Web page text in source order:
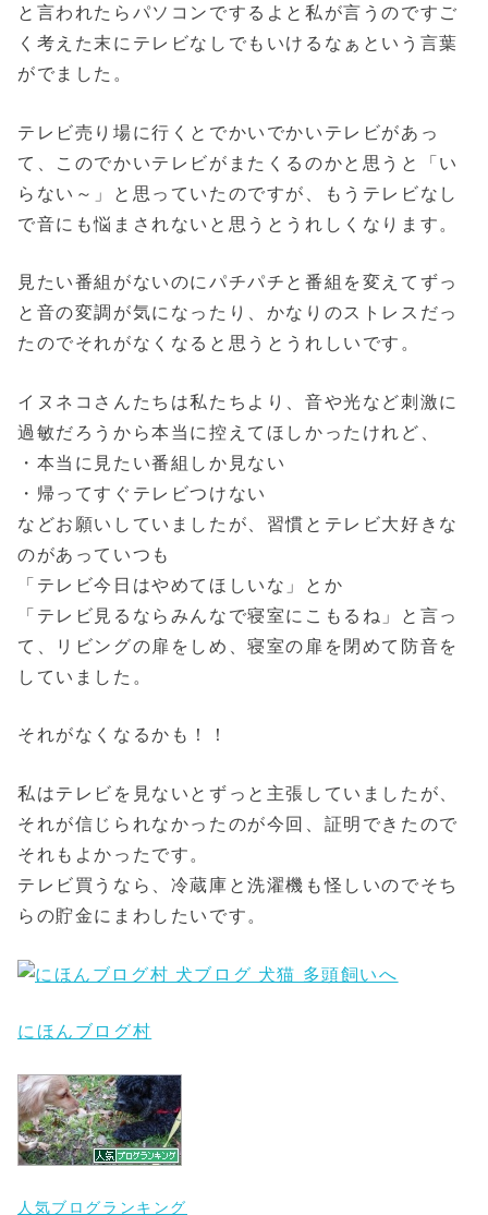
と言われたらパソコンでするよと私が言うのですご
く考えた末にテレビなしでもいけるなぁという言葉
がでました。
テレビ売り場に行くとでかいでかいテレビがあっ
て、このでかいテレビがまたくるのかと思うと「い
らない～」と思っていたのですが、もうテレビなし
で音にも悩まされないと思うとうれしくなります。
見たい番組がないのにパチパチと番組を変えてずっ
と音の変調が気になったり、かなりのストレスだっ
たのでそれがなくなると思うとうれしいです。
イヌネコさんたちは私たちより、音や光など刺激に
過敏だろうから本当に控えてほしかったけれど、
・本当に見たい番組しか見ない
・帰ってすぐテレビつけない
などお願いしていましたが、習慣とテレビ大好きな
のがあっていつも
「テレビ今日はやめてほしいな」とか
「テレビ見るならみんなで寝室にこもるね」と言っ
て、リビングの扉をしめ、寝室の扉を閉めて防音を
していました。
それがなくなるかも！！
私はテレビを見ないとずっと主張していましたが、
それが信じられなかったのが今回、証明できたので
それもよかったです。
テレビ買うなら、冷蔵庫と洗濯機も怪しいのでそち
らの貯金にまわしたいです。
にほんブログ村
人気ブログランキング